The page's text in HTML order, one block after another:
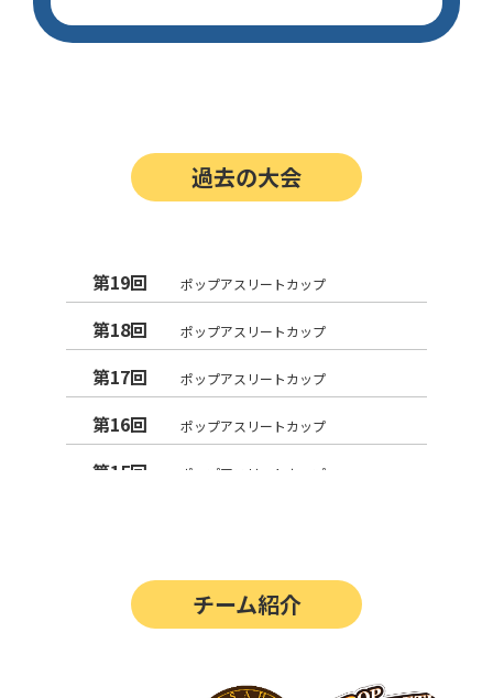
過去の大会
第19回 ポップアスリートカップ
第18回 ポップアスリートカップ
第17回 ポップアスリートカップ
第16回 ポップアスリートカップ
第15回 ポップアスリートカップ
第12回 決勝戦の動画はこちらから
チーム紹介